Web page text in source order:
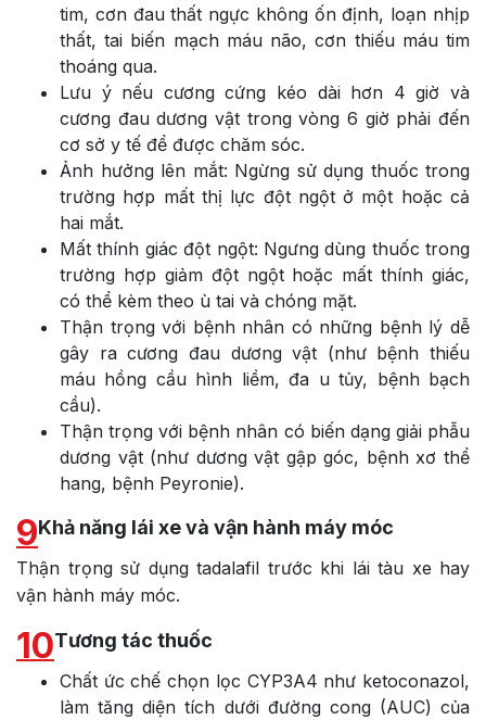
tim, cơn đau thất ngực không ốn định, loạn nhịp
thất, tai biến mạch máu não, cơn thiếu máu tim
thoáng qua.
Lưu ý nếu cương cứng kéo dài hơn 4 giờ và
cương đau dương vật trong vòng 6 giờ phải đến
cơ sở y tế để được chăm sóc.
Ảnh hưởng lên mắt: Ngừng sử dụng thuốc trong
trường hợp mất thị lực đột ngột ở một hoặc cả
hai mắt.
Mất thính giác đột ngột: Ngưng dùng thuốc trong
trường hợp giảm đột ngột hoặc mất thính giác,
có thể kèm theo ù tai và chóng mặt.
Thận trọng với bệnh nhân có những bệnh lý dễ
gây ra cương đau dương vật (như bệnh thiếu
máu hồng cầu hình liềm, đa u tủy, bệnh bạch
cầu).
Thận trọng với bệnh nhân có biến dạng giải phẫu
dương vật (như dương vật gập góc, bệnh xơ thể
hang, bệnh Peyronie).
9Khả năng lái xe và vận hành máy móc
Thận trọng sử dụng tadalafil trước khi lái tàu xe hay
vận hành máy móc.
10Tương tác thuốc
Chất ức chế chọn lọc CYP3A4 như ketoconazol,
làm tăng diện tích dưới đường cong (AUC) của